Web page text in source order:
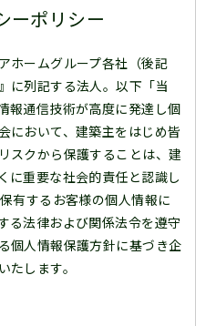
ーポリシー
ホームグループ各社（後記
に列記する法人。以下「当
報通信技術が高度に発達し個
において、建築主をはじめ皆
スクから保護することは、建
に重要な社会的責任と認識し
有するお客様の個人情報に
る法律および関係法令を遵守
個人情報保護方針に基づき企
します。